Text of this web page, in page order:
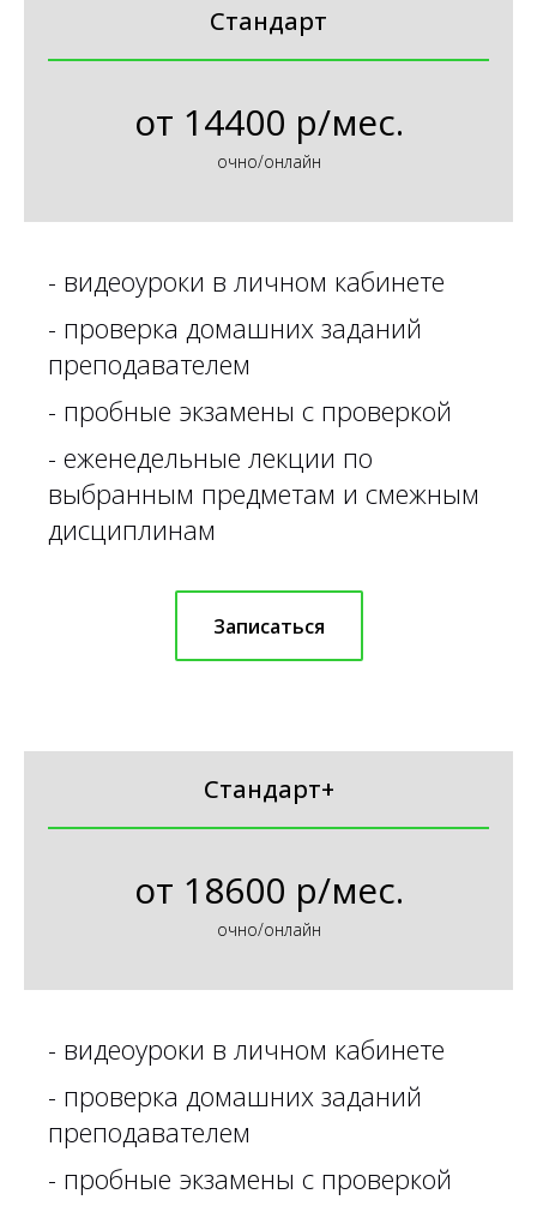
Стандарт
от 14400 р/мес.
очно/онлайн
- видеоуроки в личном кабинете
- проверка домашних заданий
преподавателем
- пробные экзамены с проверкой
- еженедельные лекции по
выбранным предметам и смежным
дисциплинам
Записаться
Стандарт+
от 18600 р/мес.
очно/онлайн
- видеоуроки в личном кабинете
- проверка домашних заданий
преподавателем
- пробные экзамены с проверкой